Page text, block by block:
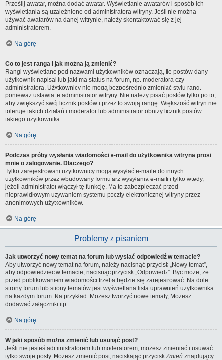
Prześlij awatar, można dodać awatar. Wyświetlanie awatarów i sposób ich
wyświetlania są uzależnione od administratora witryny. Jeśli nie można
używać awatarów na danej witrynie, należy skontaktować się z jej
administratorem.
Na górę
Co to jest ranga i jak można ją zmienić?
Rangi wyświetlane pod nazwami użytkowników oznaczają, ile postów dany
użytkownik napisał lub jaki ma status na forum, np. moderatora czy
administratora. Użytkownicy nie mogą bezpośrednio zmieniać stylu rang,
ponieważ ustawia je administrator witryny. Nie należy pisać postów tylko po to,
aby zwiększyć swój licznik postów i przez to swoją rangę. Większość witryn nie
toleruje takich działań i moderator lub administrator obniży licznik postów
takiego użytkownika.
Na górę
Podczas próby wysłania wiadomości e-mail do użytkownika witryna prosi
mnie o zalogowanie. Dlaczego?
Tylko zarejestrowani użytkownicy mogą wysyłać e-maile do innych
użytkowników przez wbudowany formularz wysyłania e-maili i tylko wtedy,
jeżeli administrator włączył tę funkcję. Ma to zabezpieczać przed
nieprawidłowym używaniem systemu poczty elektronicznej witryny przez
anonimowych użytkowników.
Na górę
Problemy z pisaniem
Jak utworzyć nowy temat na forum lub wysłać odpowiedź w temacie?
Aby utworzyć nowy temat na forum, należy nacisnąć przycisk „Nowy temat”,
aby odpowiedzieć w temacie, nacisnąć przycisk „Odpowiedz”. Być może, że
przed publikowaniem wiadomości trzeba będzie się zarejestrować. Na dole
strony forum lub strony tematów jest wyświetlana lista uprawnień użytkownika
na każdym forum. Na przykład: Możesz tworzyć nowe tematy, Możesz
dodawać załączniki itp.
Na górę
W jaki sposób można zmienić lub usunąć post?
Jeśli nie jesteś administratorem lub moderatorem, możesz zmieniać i usuwać
tylko swoje posty. Możesz zmienić post, naciskając przyciskZmień znajdujący